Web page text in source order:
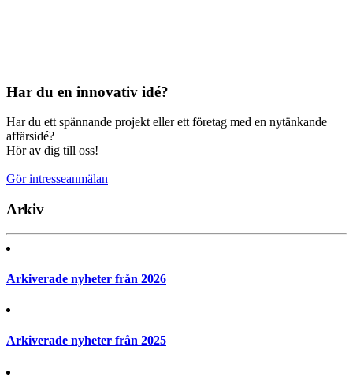
Har du en innovativ idé?
Har du ett spännande projekt eller ett företag med en nytänkande
affärsidé?
Hör av dig till oss!
Gör intresseanmälan
Arkiv
Arkiverade nyheter från 2026
Arkiverade nyheter från 2025